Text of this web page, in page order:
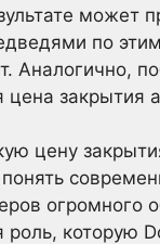
может
по
Аналогично,
цена закрытия
цену
огромного
роль, которую